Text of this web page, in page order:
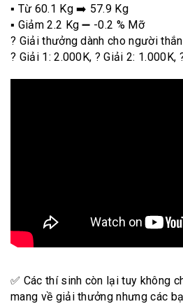
▪️ Từ 60.1 Kg ➡️ 57.9 Kg
▪️ Giảm 2.2 Kg ➖ -0.2 % Mỡ
? Giải thưởng dành cho người
? Giải 1: 2.000K, ? Giải 2: 1.000K,
✅ Các thí sinh còn lại tuy không
mang về giải thưởng nhưng các